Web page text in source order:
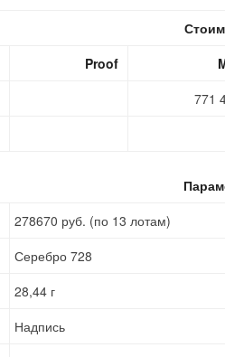
Proof
771
278670 руб. (по 13 лотам)
Серебро 728
28,44 г
Надпись